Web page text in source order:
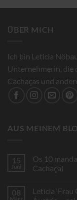
ÜBER MICH
Ich bin Leticia
Unternehmerin, die
Cachaças und
AUS MEINEM
15
Juni
Os 10
Cachaça)
08
Letícia ‘Frau